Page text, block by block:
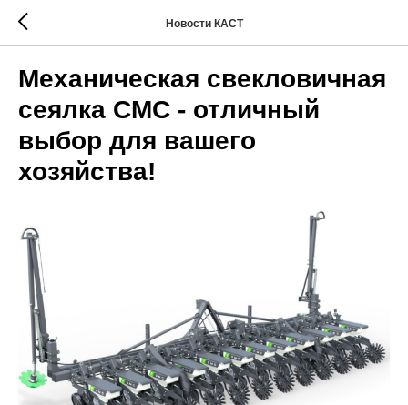
Новости КАСТ
Механическая свекловичная
сеялка СМС - отличный
выбор для вашего
хозяйства!